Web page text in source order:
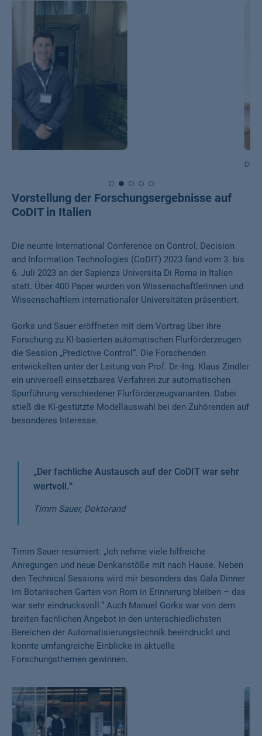
Vorstellung der Forschungsergebnisse auf
CoDIT in Italien
Die neunte International Conference on Control, Decision
and Information Technologies (CoDIT) 2023 fand vom 3. bis
6. Juli 2023 an der Sapienza Universita Di Roma in Italien
statt. Über 400 Paper wurden von Wissenschaftlerinnen und
Wissenschaftlern internationaler Universitäten präsentiert.
Gorks und Sauer eröffneten mit dem Vortrag über ihre
Forschung zu KI-basierten automatischen Flurförderzeugen
die Session „Predictive Control“. Die Forschenden
entwickelten unter der Leitung von Prof. Dr.-Ing. Klaus Zindler
ein universell einsetzbares Verfahren zur automatischen
Spurführung verschiedener Flurförderzeugvarianten. Dabei
stieß die KI-gestützte Modellauswahl bei den Zuhörenden auf
besonderes Interesse.
„Der fachliche Austausch auf der CoDIT war sehr
wertvoll.“
Timm Sauer, Doktorand
Timm Sauer resümiert: „Ich nehme viele hilfreiche
Anregungen und neue Denkanstöße mit nach Hause. Neben
den Technical Sessions wird mir besonders das Gala Dinner
im Botanischen Garten von Rom in Erinnerung bleiben – das
war sehr eindrucksvoll.“ Auch Manuel Gorks war von dem
breiten fachlichen Angebot in den unterschiedlichsten
Bereichen der Automatisierungstechnik beeindruckt und
konnte umfangreiche Einblicke in aktuelle
Forschungsthemen gewinnen.